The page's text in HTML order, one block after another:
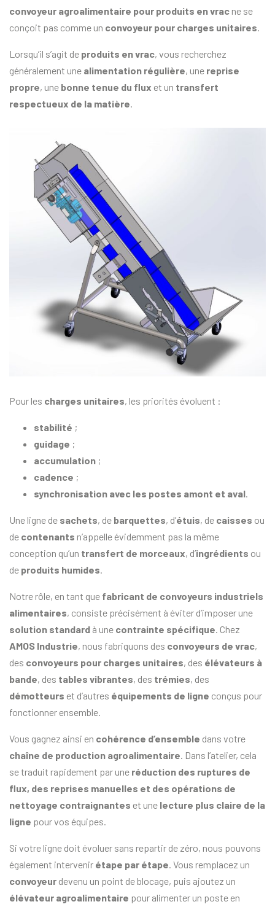
convoyeur agroalimentaire pour produits en vrac ne se
conçoit pas comme un convoyeur pour charges unitaires.
Lorsqu’il s’agit de produits en vrac, vous recherchez
généralement une alimentation régulière, une reprise
propre, une bonne tenue du flux et un transfert
respectueux de la matière.
Pour les charges unitaires, les priorités évoluent :
stabilité ;
guidage ;
accumulation ;
cadence ;
synchronisation avec les postes amont et aval
Une ligne de sachets, de barquettes, d’étuis, de caisses ou
de contenants n’appelle évidemment pas la même
conception qu’un transfert de morceaux, d’ingrédients ou
de produits humides
Notre rôle, en tant que fabricant de convoyeurs industriels
alimentaires, consiste précisément à éviter d’imposer une
solution standard à une contrainte spécifique . Chez
AMOS Industrie, nous fabriquons des convoyeurs de vrac,
des convoyeurs pour charges unitaires, des élévateurs à
bande, des tables vibrantes, des trémies, des
démotteurs et d’autres équipements de ligne conçus pour
fonctionner ensemble.
Vous gagnez ainsi en cohérence d’ensemble dans votre
chaîne de production agroalimentaire . Dans l’atelier, cela
se traduit rapidement par une réduction des ruptures de
flux, des reprises manuelles et des opérations de
nettoyage contraignantes et une lecture plus claire de la
ligne pour vos équipes.
Si votre ligne doit évoluer sans repartir de zéro, nous pouvons
également intervenir étape par étape . Vous remplacez un
convoyeur devenu un point de blocage, puis ajoutez un
élévateur agroalimentaire pour alimenter un poste en